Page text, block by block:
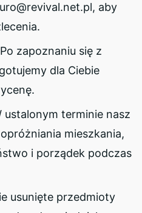
aby
Po zapoznaniu się z
dla Ciebie
ustalonym terminie nasz
mieszkania,
i porządek podczas
usunięte przedmioty